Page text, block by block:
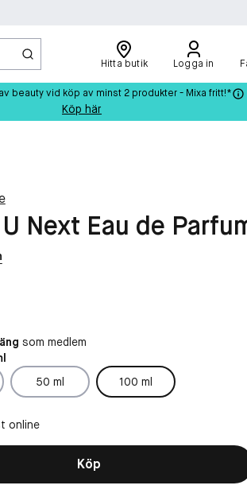
Hitta butik Logga in
beauty vid köp av minst 2 produkter - Mixa fritt!*
Köp här
Next Eau de
50 ml 100 ml
som medlem
online
Köp